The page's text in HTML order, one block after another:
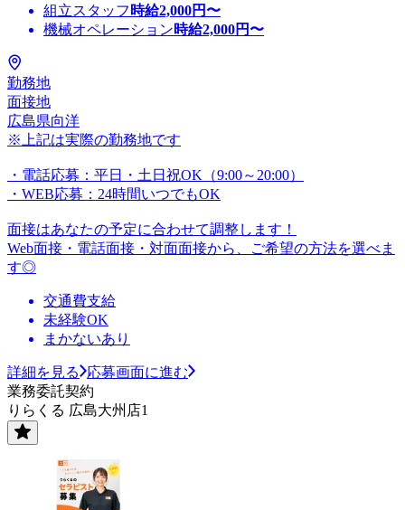
組立スタッフ 時給2,000円〜
機械オペレーション時給2,000円〜
勤務地
面接地
広島県向洋
※上記は実際の勤務地です
・電話応募：平日・土日祝OK（9:00～20:00）
・WEB応募：24時間いつでもOK
面接はあなたの予定に合わせて調整します！
Web面接・電話面接・対面面接から、ご希望の方法を選べま
す◎
交通費支給
未経験OK
まかないあり
詳細を見る
応募画面に進む
業務委託契約
りらくる 広島大州店1